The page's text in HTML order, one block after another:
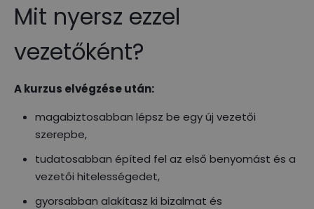
Mit nyersz ezzel
vezetőként?
A kurzus elvégzése után:
magabiztosabban lépsz be egy új vezetői
szerepbe,
tudatosabban építed fel az első benyomást és a
vezetői hitelességedet,
gyorsabban alakítasz ki bizalmat és